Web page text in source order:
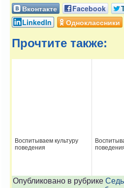
Вконтакте
Facebook
LinkedIn
Одноклассники
Прочтите также:
Воспитываем культуру
поведения
Опубликовано в рубрике